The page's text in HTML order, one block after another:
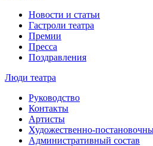
Новости и статьи
Гастроли театра
Премии
Пресса
Поздравления
Люди театра
Руководство
Контакты
Артисты
Художественно-
Административный состав